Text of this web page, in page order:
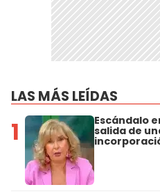
LAS MÁS LEÍDAS
1 Escándalo
salida de